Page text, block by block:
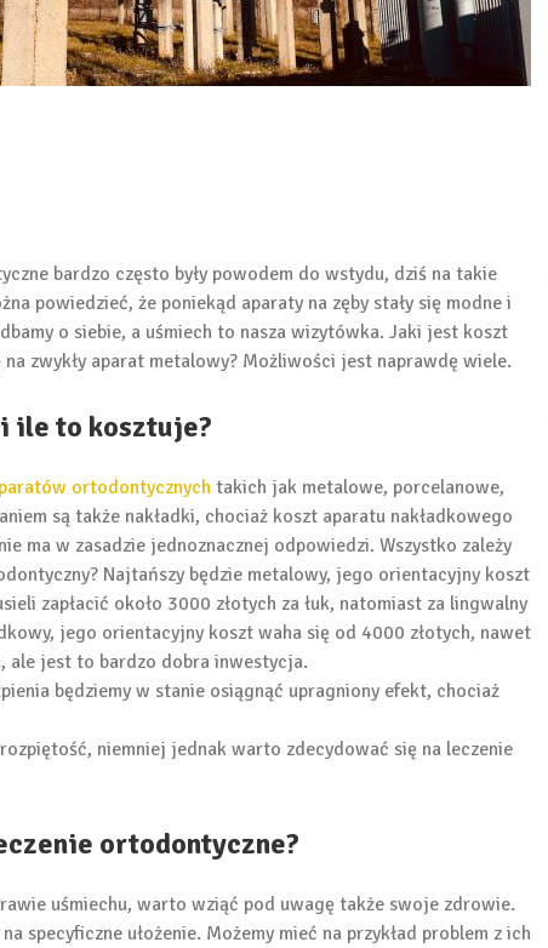
bardzo często były powodem do wstydu, dziś na takie
powiedzieć, że poniekąd aparaty na zęby stały się modne i
o siebie, a uśmiech to nasza wizytówka. Jaki jest koszt
zwykły aparat metalowy? Możliwości jest naprawdę wiele.
ile to kosztuje?
ortodontycznych takich jak metalowe, porcelanowe,
są także nakładki, chociaż koszt aparatu nakładkowego
ma w zasadzie jednoznacznej odpowiedzi. Wszystko zależy
Najtańszy będzie metalowy, jego orientacyjny koszt
zapłacić około 3000 złotych za łuk, natomiast za lingwalny
jego orientacyjny koszt waha się od 4000 złotych, nawet
ale jest to bardzo dobra inwestycja.
będziemy w stanie osiągnąć upragniony efekt, chociaż
niemniej jednak warto zdecydować się na leczenie
ortodontyczne?
uśmiechu, warto wziąć pod uwagę także swoje zdrowie.
specyficzne ułożenie. Możemy mieć na przykład problem z ich